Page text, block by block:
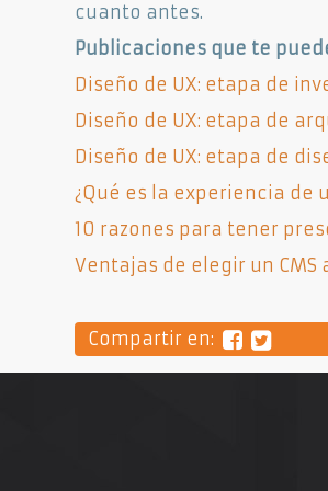
cuanto antes.
Publicaciones que te
Diseño de UX: etapa de
Diseño de UX: etapa de
Diseño de UX: etapa de
¿Qué es la experiencia de
10 razones para tener
Ventajas de elegir un CMS
Compartir en: